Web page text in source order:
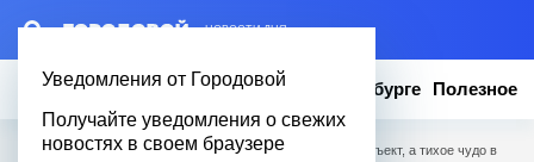
– НОВОСТИ ДНЯ
Уведомления от Городовой
Получайте уведомления о свежих
новостях в своем браузере
Новости Эксклюзив Вопросы о Петербурге Полезное
Городовой Новости Петербурга / Не туристический объект, а тихое чудо в